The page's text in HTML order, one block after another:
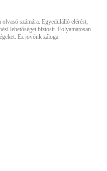
számára. Egyedülálló elérést,
lehetőséget biztosít. Folyamatosan
Ez jövőnk záloga.